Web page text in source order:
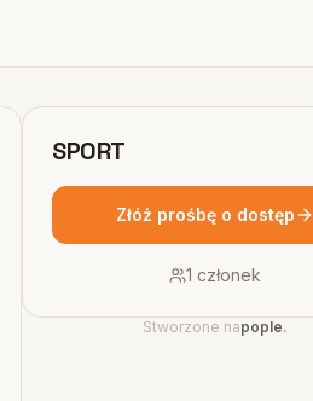
SPORT
Złóż prośbę o dostęp
1 członek
Stworzone napople.